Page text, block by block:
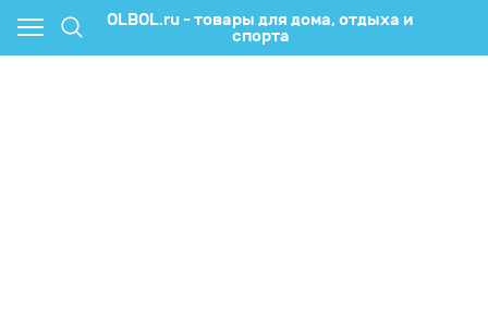
OLBOL.ru - товары для дома, отдыха и
спорта